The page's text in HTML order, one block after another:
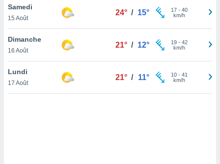
en
de
Samedi
15 Août
24° / 15° 17- 40
km/h
Dimanche
16 Août
21° / 12° 19- 42
km/h
Lundi
17 Août
21° / 11° 10- 41
km/h